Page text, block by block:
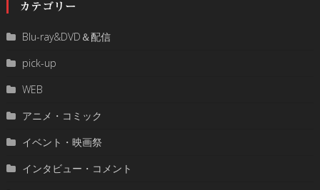
カテゴリー
Blu-ray&DVD＆配信
pick-up
WEB
アニメ・コミック
イベント・映画祭
インタビュー・コメント